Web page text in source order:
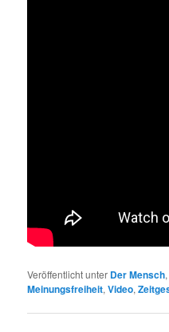
Veröffentlicht unter Der Mensch,
Meinungsfreiheit,Video,